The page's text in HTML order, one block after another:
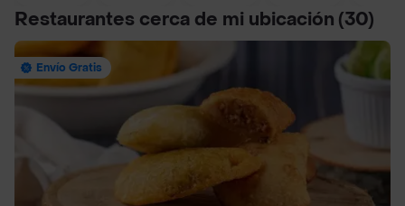
Restaurantes cerca de mi ubicación (30)
Envío Gratis